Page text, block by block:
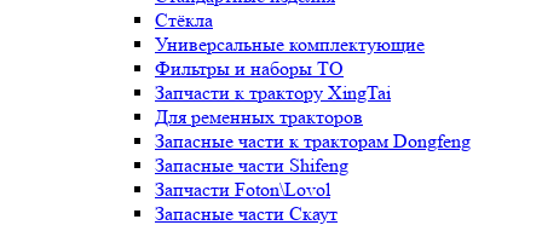
Стёкла
Универсальные комплектующие
Фильтры и наборы ТО
Запчасти к трактору XingTai
Для ременных тракторов
Запасные части к тракторам Dongfeng
Запасные части Shifeng
Запчасти Foton\Lovol
Запасные части Скаут